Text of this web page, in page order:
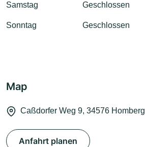
Samstag Geschlossen
Sonntag Geschlossen
Map
Caßdorfer Weg 9, 34576 Homberg
Anfahrt planen